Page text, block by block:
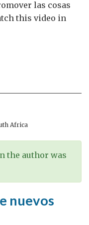
las cosas
this video in
Africa
the author was
nuevos